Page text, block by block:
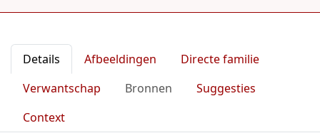
Details Afbeeldingen
Directe familie
Verwantschap
Bronnen
Suggesties
Context